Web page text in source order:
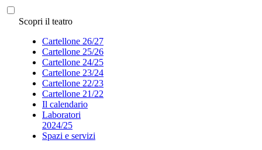
Scopri il teatro
Cartellone 26/27
Cartellone 25/26
Cartellone 24/25
Cartellone 23/24
Cartellone 22/23
Cartellone 21/22
Il calendario
Laboratori
2024/25
Spazi e servizi